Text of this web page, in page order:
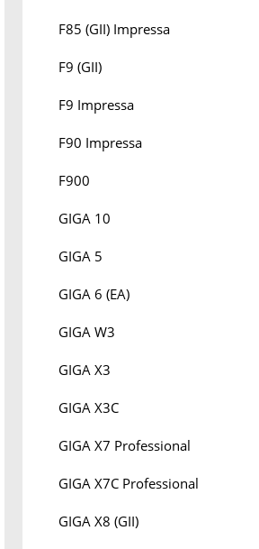
F85 (GII) Impressa
F9 (GII)
F9 Impressa
F90 Impressa
F900
GIGA 10
GIGA 5
GIGA 6 (EA)
GIGA W3
GIGA X3
GIGA X3C
GIGA X7 Professional
GIGA X7C Professional
GIGA X8 (GII)